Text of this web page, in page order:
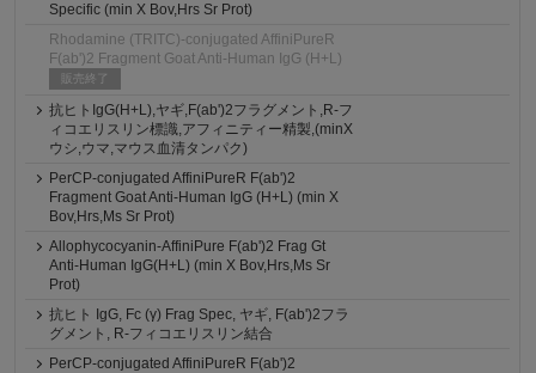
Specific (min X Bov,Hrs Sr Prot)
Rhodamine (TRITC)-conjugated AffiniPureR
F(ab')2 Fragment Goat Anti-Human IgG (H+L)
販売終了
抗ヒトIgG(H+L),ヤギ,F(ab')2フラグメント,R-フ
ィコエリスリン標識,アフィニティー精製,(minX
ウシ,ウマ,マウス血清タンパク)
PerCP-conjugated AffiniPureR F(ab')2
Fragment Goat Anti-Human IgG (H+L) (min X
Bov,Hrs,Ms Sr Prot)
Allophycocyanin-AffiniPure F(ab')2 Frag Gt
Anti-Human IgG(H+L) (min X Bov,Hrs,Ms Sr
Prot)
抗ヒト IgG, Fc (γ) Frag Spec, ヤギ, F(ab')2フラ
グメント, R-フィコエリスリン結合
PerCP-conjugated AffiniPureR F(ab')2